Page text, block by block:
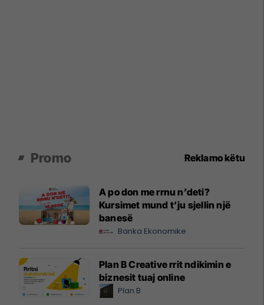
Promo Reklamo këtu
A po don me rrnu n’deti?
Kursimet mund t’ju sjellin një
banesë
Banka Ekonomike
Plan B Creative rrit ndikimin e
biznesit tuaj online
Plan B